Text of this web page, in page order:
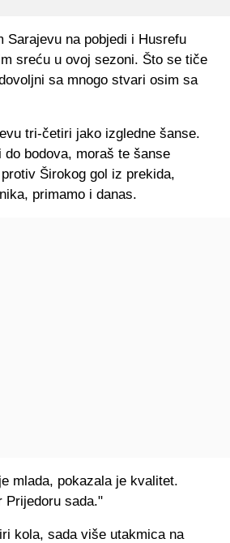
Sarajevu na pobjedi i Husrefu
sreću u ovoj sezoni. Što se tiče
sa mnogo stvari osim sa
tri-četiri jako izgledne šanse.
bodova, moraš te šanse
Širokog gol iz prekida,
primamo i danas.
mlada, pokazala je kvalitet.
Prijedoru sada."
kola, sada više utakmica na